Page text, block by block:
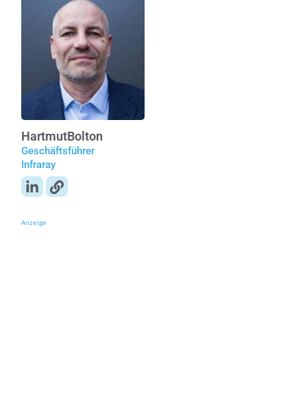
HartmutBolton
Geschäftsführer
Infraray
Anzeige